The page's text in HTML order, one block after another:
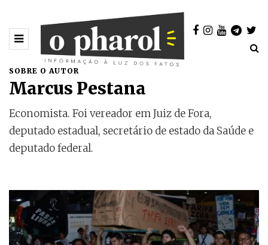
SOBRE O AUTOR
Marcus Pestana
Economista. Foi vereador em Juiz de Fora,
deputado estadual, secretário de estado da Saúde e
deputado federal.